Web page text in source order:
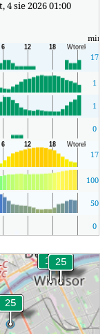
sie 2026 01:00
min
17
1
1
0
17
1006
50
0